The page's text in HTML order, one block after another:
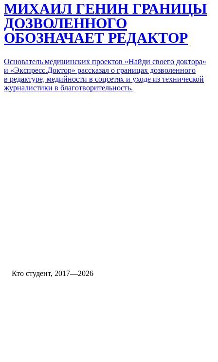
МИХАИЛ ГЕНИН ГРАНИЦЫ
ДОЗВОЛЕННОГО
ОБОЗНАЧАЕТ РЕДАКТОР
Основатель медицинских проектов «Найди своего доктора»
и «Экспресс.Доктор» рассказал о границах дозволенного
в редактуре, медийности в соцсетях и уходе из технической
журналистики в благотворительность.
Кто студент, 2017—2026